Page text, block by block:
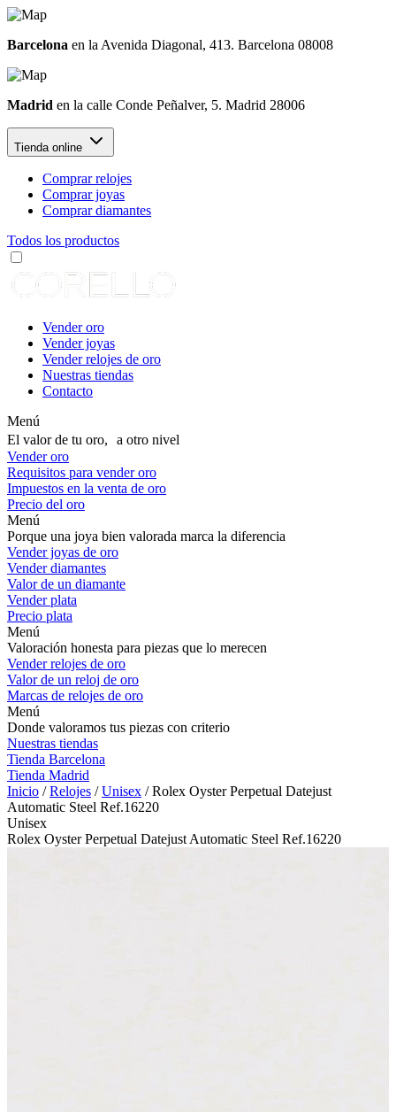
Barcelona en la Avenida Diagonal, 413. Barcelona 08008
Madrid en la calle Conde Peñalver, 5. Madrid 28006
Tienda online
Comprar relojes
Comprar joyas
Comprar diamantes
Todos los productos
Vender oro
Vender joyas
Vender relojes de oro
Nuestras tiendas
Contacto
Menú
El valor de tu oro, a otro nivel
Vender oro
Requisitos para vender oro
Impuestos en la venta de oro
Precio del oro
Menú
Porque una joya bien valorada marca la diferencia
Vender joyas de oro
Vender diamantes
Valor de un diamante
Vender plata
Precio plata
Menú
Valoración honesta para piezas que lo merecen
Vender relojes de oro
Valor de un reloj de oro
Marcas de relojes de oro
Menú
Donde valoramos tus piezas con criterio
Nuestras tiendas
Tienda Barcelona
Tienda Madrid
Inicio /Relojes /Unisex / Rolex Oyster Perpetual Datejust
Automatic Steel Ref.16220
Unisex
Rolex Oyster Perpetual Datejust Automatic Steel Ref.16220